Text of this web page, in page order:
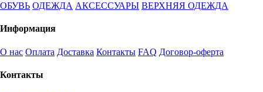
ОБУВЬ ОДЕЖДА АКСЕССУАРЫ ВЕРХНЯЯ ОДЕЖДА
Информация
О нас Оплата Доставка Контакты FAQ Договор-оферта
Контакты